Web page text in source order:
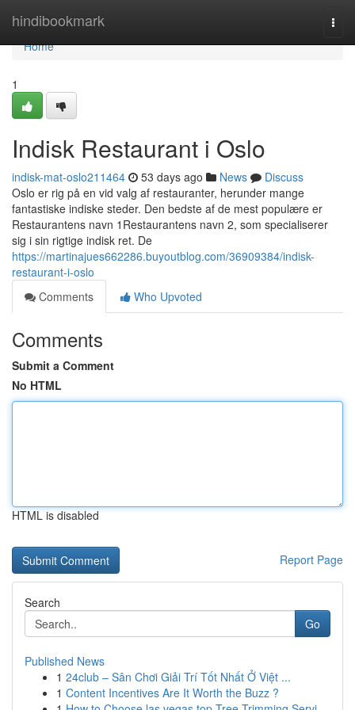
hindibookmark
Home
Home
1
Indisk Restaurant i Oslo
indisk-mat-oslo211464 53 days ago News
Discuss
Oslo er rig på en vid valg af restauranter, herunder mange
fantastiske indiske steder. Den bedste af de mest populære er
Restaurantens navn 1Restaurantens navn 2, som specialiserer
sig i sin rigtige indisk ret. De
https://martinajues662286.buyoutblog.com/36909384/indisk-
restaurant-i-oslo
Comments
Who Upvoted
Comments
Submit a Comment
No HTML
HTML is disabled
Report Page
Search
Go
Published News
1 24club – Sân Chơi Giải Trí Tốt Nhất Ở Việt ...
1 Content Incentives Are It Worth the Buzz ?